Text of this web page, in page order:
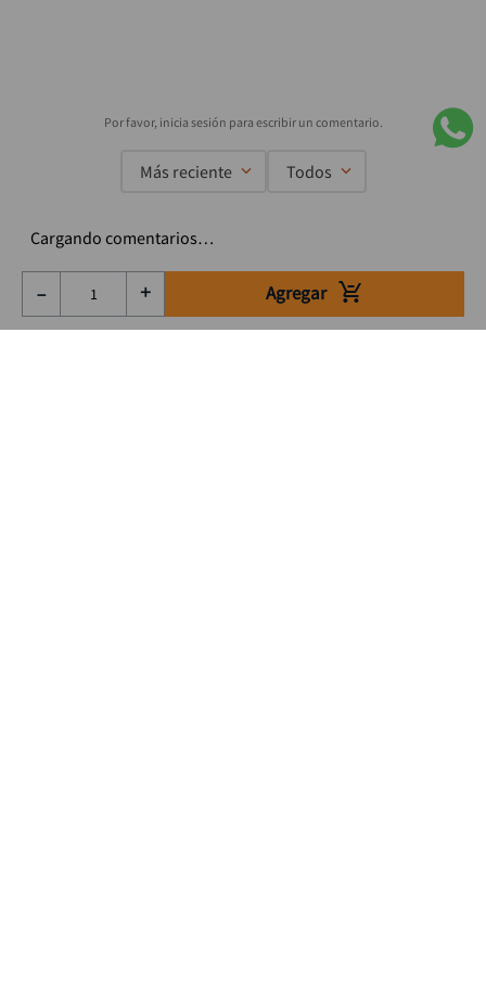
＋
－ Agregar
Más reciente Todos
Cargando comentarios…